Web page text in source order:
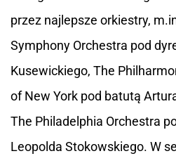
przez najlepsze orkiestry,
Symphony Orchestra pod
Kusewickiego, The
of New York pod batutą
The Philadelphia Orchestra
Leopolda Stokowskiego. W